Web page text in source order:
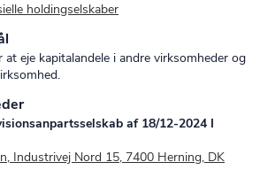
holdingselskaber
at eje kapitalandele i andre virksomheder og
af 18/12-2024 I
Industrivej Nord 15, 7400 Herning, DK